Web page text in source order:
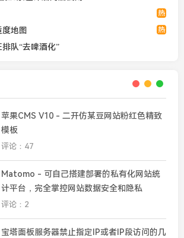
热
热
地图
队“去啤酒化”
苹果CMS V10 - 二开仿某豆网站粉红色精致
模板
评论：47
Matomo - 可自己搭建部署的私有化网站统
计平台，完全掌控网站数据安全和隐私
评论：2
宝塔面板服务器禁止指定IP或者IP段访问的几